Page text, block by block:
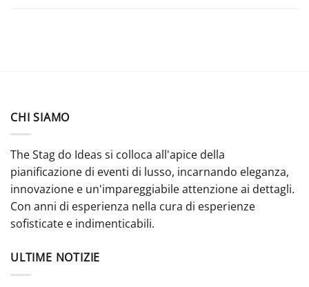
CHI SIAMO
The Stag do Ideas si colloca all'apice della
pianificazione di eventi di lusso, incarnando eleganza,
innovazione e un'impareggiabile attenzione ai dettagli.
Con anni di esperienza nella cura di esperienze
sofisticate e indimenticabili.
ULTIME NOTIZIE